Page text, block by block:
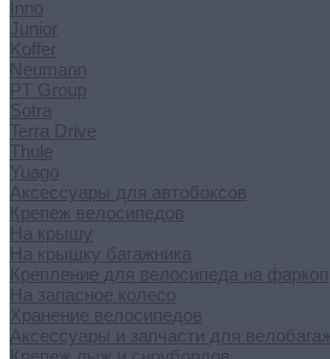
Inno
Junior
Koffer
Neumann
PT Group
Sotra
Terra Drive
Thule
Yuago
Аксессуары для автобоксов
Крепеж велосипедов
На крышу
На крышку багажника
Крепление для велосипеда на фаркоп
На запасное колесо
Хранение велосипедов
Аксессуары и запчасти для